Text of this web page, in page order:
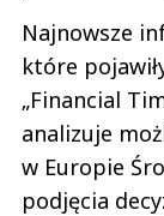
Najnowsze
które
„Financial
analizuje
w Europie
podjęcia